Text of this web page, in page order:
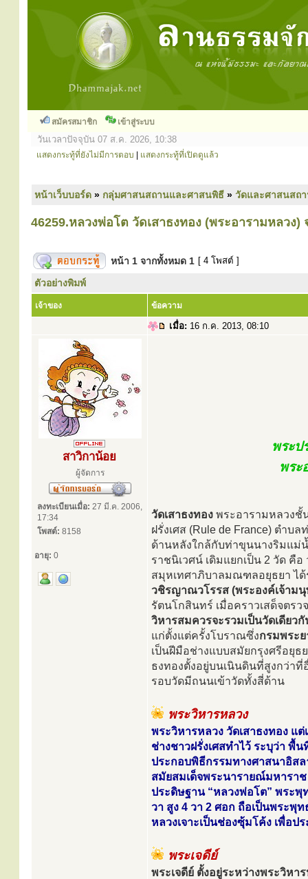
สมัครสมาชิก เข้าสู่ระบบ
วันเวลาปัจจุบัน 07 ส.ค. 2026, 10:38
แสดงกระทู้ที่ยังไม่มีการตอบ แสดงกระทู้ที่เปิดดูแล้ว
หน้าเว็บบอร์ด » กลุ่มศาสนสถานและศาสนพิธี » วัดและศาสนสถ
46259.หลวงพ่อโต วัดเสาธงทอง (พระอารามหลวง)
หน้า 1 จากทั้งหมด 1 [ 4 โพสต์ ]
ตัวอย่างพิมพ์
เจ้าของ ข้อความ
เมื่อ: 16 ก.ค. 2013, 08:10
สาวิกาน้อย
ผู้จัดการ
ลงทะเบียนเมื่อ: 27 มี.ค. 2006,
17:34
โพสต์: 8158
อายุ: 0
พระป
พระ
วัดเสาธงทอง พระอารามหลวงชั้
ฝรั่งเศส (Rule de France) ตำบ
ด้านหลังใกล้กับท่าขุนนางริมแม่
ราชนิเวศน์ เดิมแยกเป็น 2 วัด คื
สมุหเทศาภิบาลมณฑลอยุธยา ได้
วชิรญาณวโรรส (พระองค์เจ้าม
รัตนโกสินทร์ เมื่อคราวเสด็จต
วิหารสมควรจะรวมเป็นวัดเดียวกั
แก่ตั้งแต่ครั้งโบราณซึ่งกรมพระ
เป็นฝีมือช่างแบบสมัยกรุงศรีอยุธ
ธงทองตั้งอยู่บนเนินดินที่สูงกว่าที่
รอบวัดมีถนนเข้าวัดทั้งสี่ด้าน
พระวิหารหลวง
พระวิหารหลวง วัดเสาธงทอง แ
ช่างชาวฝรั่งเศสทำไว้ ระบุว่า พื้
ประกอบพิธีกรรมทางศาสนาอิสล
สมัยสมเด็จพระนารายณ์มหารา
ประดิษฐาน “หลวงพ่อโต” พระ
วา สูง 4 วา 2 ศอก ถือเป็นพระ
หลวงเจาะเป็นช่องซุ้มโค้ง เพื่อ
พระเจดีย์
พระเจดีย์ ตั้งอยู่ระหว่างพระวิหา